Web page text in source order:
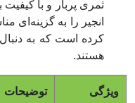
ثمری پربار و با
انجیر را به گزینه‌ای
کرده است که به
هستند.
ویژگی توضیحات